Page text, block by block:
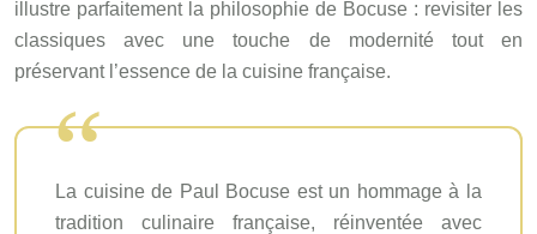
illustre parfaitement la philosophie de Bocuse : revisiter les
classiques avec une touche de modernité tout en
préservant l’essence de la cuisine française.
La cuisine de Paul Bocuse est un hommage à la
tradition culinaire française, réinventée avec